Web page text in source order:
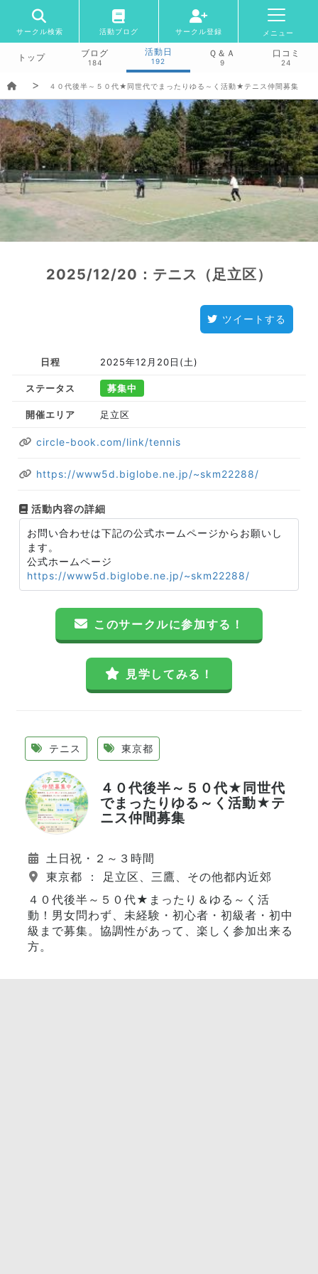
サークル検索 活動ブログ サークル登録 メニュー
トップ ブログ
184
活動日
192
Ｑ＆Ａ
9
口コミ
24
４０代後半～５０代★同世代でまったりゆる～く活動★テニス仲間募集
2025/12/20：テニス（足立区）
ツイートする
日程 2025年12月20日(土)
ステータス 募集中
開催エリア 足立区
circle-book.com/link/tennis
https://www5d.biglobe.ne.jp/~skm22288/
活動内容の詳細
お問い合わせは下記の公式ホームページからお願いし
ます。
公式ホームページ
https://www5d.biglobe.ne.jp/~skm22288/
このサークルに参加する！
見学してみる！
テニス 東京都
４０代後半～５０代★同世代
でまったりゆる～く活動★テ
ニス仲間募集
土日祝・２～３時間
東京都 ： 足立区、三鷹、その他都内近郊
４０代後半～５０代★まったり＆ゆる～く活
動！男女問わず、未経験・初心者・初級者・初中
級まで募集。協調性があって、楽しく参加出来る
方。